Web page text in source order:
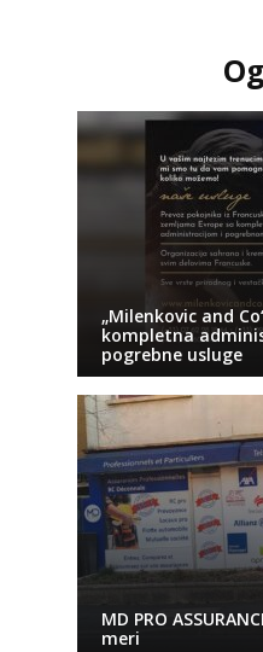
„Milenkovic and
kompletna
pogrebne usluge
MD PRO
meri